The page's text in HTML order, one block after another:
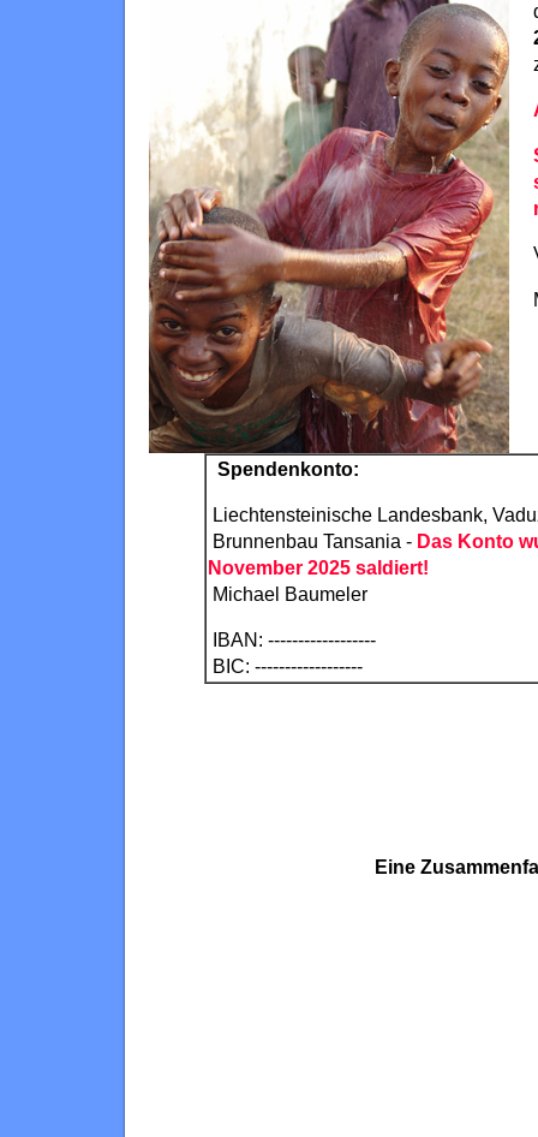
Spendenkonto:
Liechtensteinische Landesbank,
Brunnenbau Tansania - Das Konto
November 2025 saldiert!
Michael Baumeler
IBAN: ------------------
BIC: ------------------
Eine